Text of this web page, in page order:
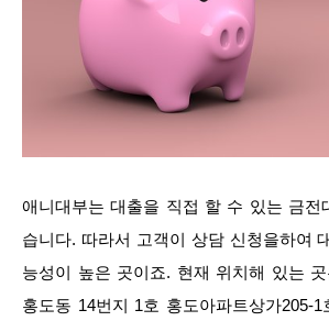
애니대부는 대출을 직접 할 수 있는 금전
습니다. 따라서 고객이 상담 신청을하여
능성이 높은 곳이죠. 현재 위치해 있는
홍도동 14번지 1호 홍도아파트상가205-